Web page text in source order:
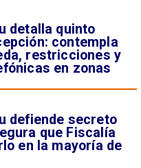
detalla quinto
contempla
restricciones y
en zonas
defiende secreto
que Fiscalía
en la mayoría de